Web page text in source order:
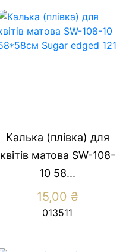
Калька (плівка) для
квітів матова SW-108-
10 58...
15,00 ₴
013511